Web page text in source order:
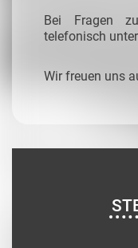
Bei Fragen
telefonisch unter
Wir freuen uns